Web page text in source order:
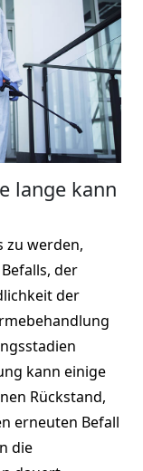
lange kann
zu werden,
der
der
kann einige
Rückstand,
erneuten Befall
die